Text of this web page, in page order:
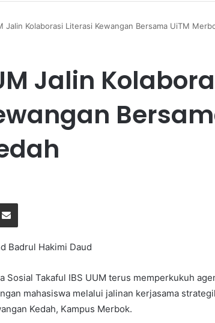
Jalin Kolaborasi Literasi Kewangan Bersama UiTM
Jalin
Badrul Hakimi Daud
Sosial Takaful IBS UUM terus memperkukuh
mahasiswa melalui jalinan kerjasama
Kedah, Kampus Merbok.